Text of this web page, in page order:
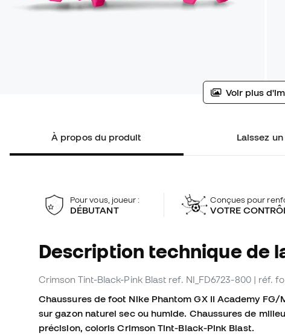
Voir plus
À propos du produit Laissez
Pour vous, joueur :
DÉBUTANT
Conçues pour
VOTRE
Description technique de
Crimson Tint-Black-Pink Blast ref. NI_FD6723-800 | réf.
Chaussures de foot Nike Phantom GX II Academy
sur gazon naturel sec ou humide. Chaussures de
précision, coloris Crimson Tint-Black-Pink Blast.